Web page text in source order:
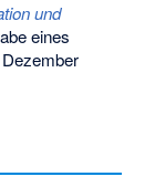
und
eines